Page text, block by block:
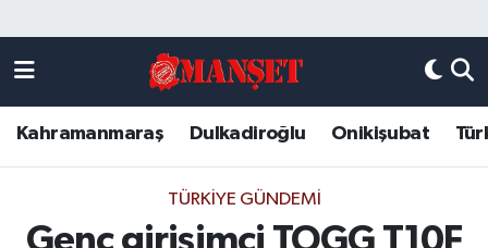
Kahramanmaraş Dulkadiroğlu Onikişubat
TÜRKIYE GÜNDEMI
DULKADİROĞLU
KAHRAMANMARAŞ
Kahramanmaraş Nöbetçi Eczaneler
Kahramanmaraş Hava Durumu
Kahramanmaraş Trafik Yoğunluk Haritası